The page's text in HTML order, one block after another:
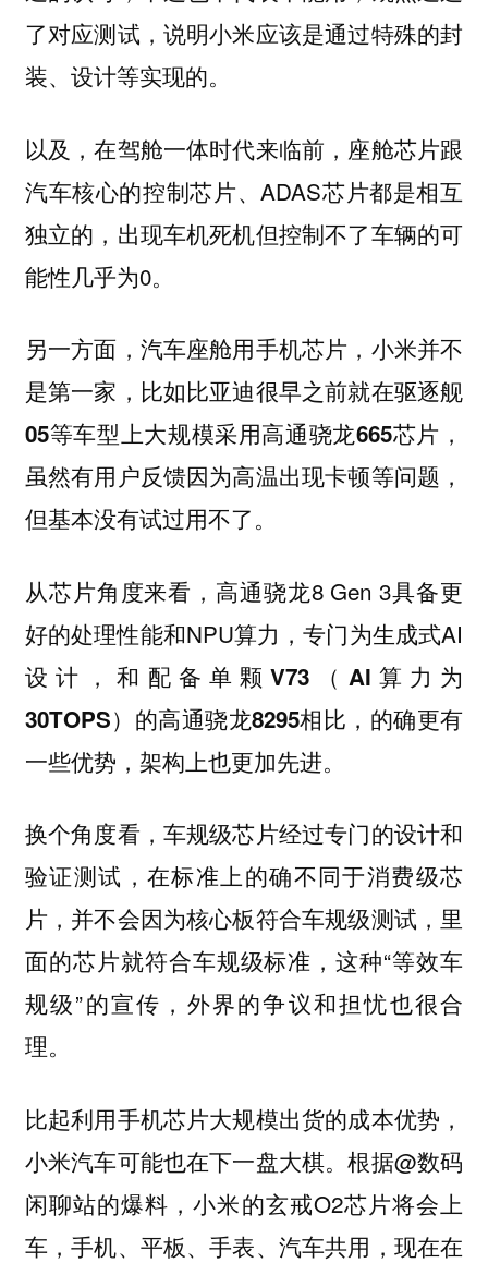
了对应测试，说明小米应该是通过特殊的封
装、设计等实现的。
以及，在驾舱一体时代来临前，座舱芯片跟
汽车核心的控制芯片、ADAS芯片都是相互
独立的，出现车机死机但控制不了车辆的可
能性几乎为0。
另一方面，汽车座舱用手机芯片，小米并不
是第一家，比如比亚迪很早之前就在驱逐舰
05等车型上大规模采用高通骁龙665芯片 ，
虽然有用户反馈因为高温出现卡顿等问题，
但基本没有试过用不了。
从芯片角度来看，高通骁龙8 Gen 3具备更
好的处理性能和NPU算力，专门为生成式AI
设计，和配备单颗V73（AI算力为
30TOPS）的高通骁龙8295相比，的确更有
一些优势，架构上也更加先进。
换个角度看，车规级芯片经过专门的设计和
验证测试，在标准上的确不同于消费级芯
片，并不会因为核心板符合车规级测试，里
面的芯片就符合车规级标准，这种“等效车
规级”的宣传，外界的争议和担忧也很合
理。
比起利用手机芯片大规模出货的成本优势，
小米汽车可能也在下一盘大棋。根据@数码
闲聊站的爆料，小米的玄戒O2芯片将会上
车，手机、平板、手表、汽车共用，现在在